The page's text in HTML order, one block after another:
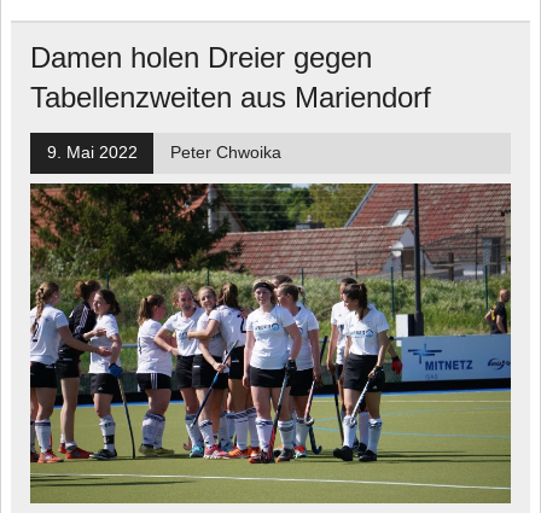
Damen holen Dreier gegen
Tabellenzweiten aus Mariendorf
9. Mai 2022 Peter Chwoika